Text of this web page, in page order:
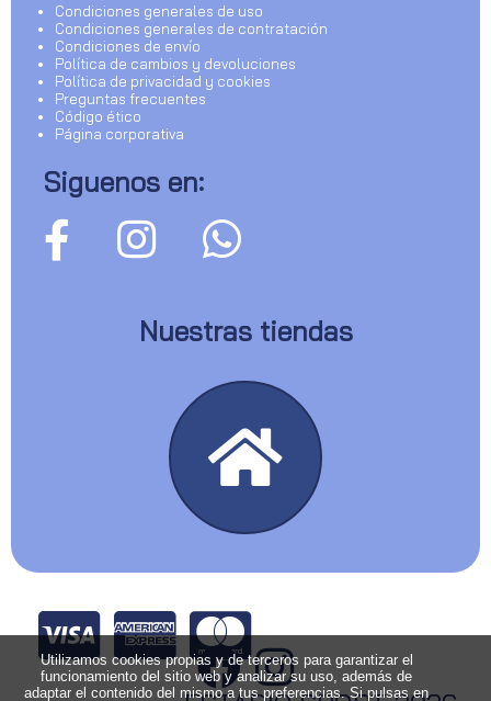
Condiciones generales de uso
Condiciones generales de contratación
Condiciones de envío
Política de cambios y devoluciones
Política de privacidad y cookies
Preguntas frecuentes
Código ético
Página corporativa
Siguenos en:
Nuestras tiendas
Utilizamos cookies propias y de terceros para garantizar el
funcionamiento del sitio web y analizar su uso, además de
adaptar el contenido del mismo a tus preferencias. Si pulsas en